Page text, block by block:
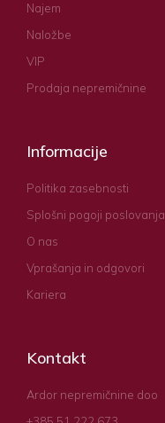
Najem
Naložbe
VIP
Prodaja nepremičnine
Informacije
Politika zasebnosti
Splošni pogoji poslovanja
O nas
Vprašanja in odgovori
Kariera
Kontakt
Ardor nepremičnine doo